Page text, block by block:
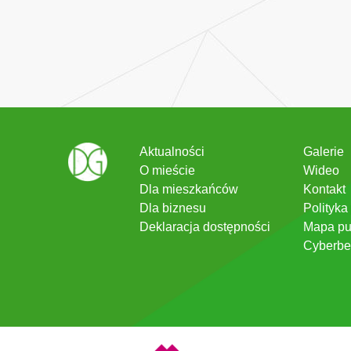
Aktualności
O mieście
Dla mieszkańców
Dla biznesu
Deklaracja dostępności
Galerie
Wideo
Kontakt
Mapa